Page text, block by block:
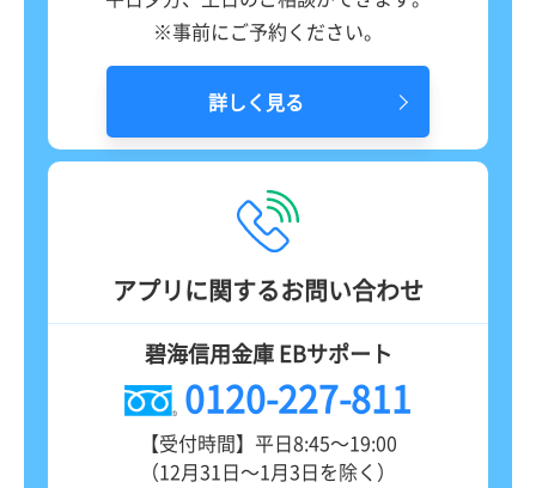
※事前にご予約ください。
詳しく見る
アプリに関するお問い合わせ
碧海信用金庫 EBサポート
0120-227-811
【受付時間】平日8:45～19:00
（12月31日～1月3日を除く）